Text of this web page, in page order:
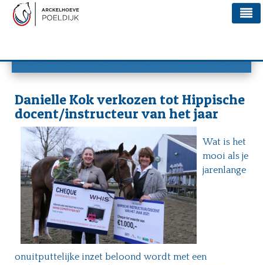
Lessen
Team
Paarden
Nieuws
Agenda
Vlogs
Contact
Danielle Kok verkozen tot Hippische
docent/instructeur van het jaar
Wat is het
mooi als je
jarenlange
onuitputtelijke inzet beloond wordt met een